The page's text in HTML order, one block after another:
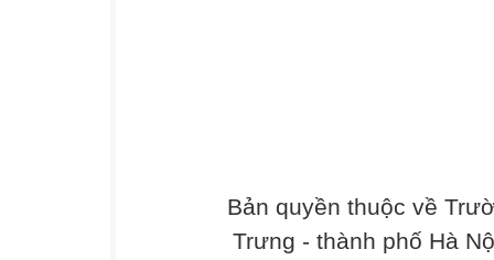
BÀI TẬP VẬN DỤNG ĐỊNH LUẬT ÔM
Cách 2: Hiệu điện thế giữa 2 đầu điện trở
Bản quyền thuộc về
Trưng - thành phố Hà